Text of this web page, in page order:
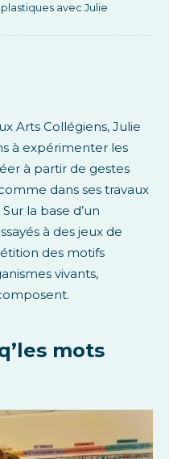
avec Julie
Arts Collégiens, Julie
à expérimenter les
à partir de gestes
dans ses travaux
la base d’un
à des jeux de
des motifs
vivants,
mots